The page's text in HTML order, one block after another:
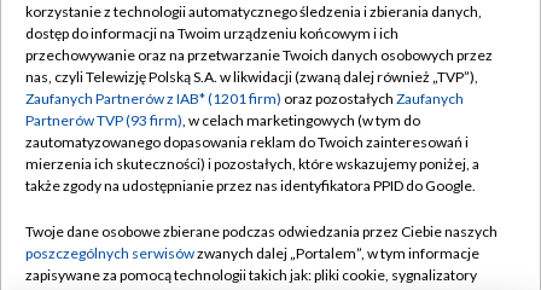
TVP
Abonament TVP
Emisja w TVP
Centrum informacji TVP
Naziemna Telewizja Cyfrowa
Rada Programowa
Regulamin TVP
Polityka prywatności
Moje zgody
Pomoc
Kontakt
korzystanie z technologii automatycznego śledzenia i zbierania danych,
dostęp do informacji na Twoim urządzeniu końcowym i ich
przechowywanie oraz na przetwarzanie Twoich danych osobowych przez
nas, czyli Telewizję Polską S.A. w likwidacji (zwaną dalej również „TVP”),
Zaufanych Partnerów z IAB* (1201 firm) oraz pozostałych Zaufanych
Partnerów TVP (93 firm), w celach marketingowych (w tym do
zautomatyzowanego dopasowania reklam do Twoich zainteresowań i
mierzenia ich skuteczności) i pozostałych, które wskazujemy poniżej, a
także zgody na udostępnianie przez nas identyfikatora PPID do Google.
Twoje dane osobowe zbierane podczas odwiedzania przez Ciebie naszych
poszczególnych serwisówzwanych dalej „Portalem”, w tym informacje
zapisywane za pomocą technologii takich jak: pliki cookie, sygnalizatory